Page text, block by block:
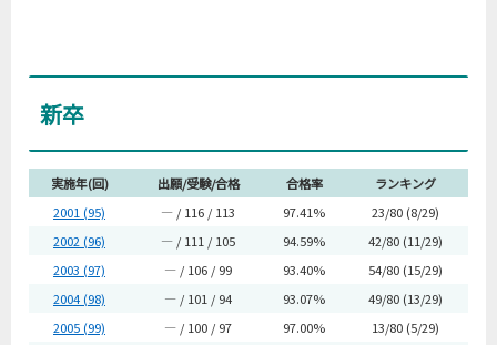
新卒
実施年(回) 出願/受験/合格 合格率
ランキング
2001 (95)
― / 116 / 113 97.41%
23/80 (8/29)
2002 (96)
― / 111 / 105 94.59%
42/80 (11/29)
2003 (97)
― / 106 / 99 93.40%
54/80 (15/29)
2004 (98)
― / 101 / 94 93.07%
49/80 (13/29)
2005 (99)
― / 100 / 97 97.00%
13/80 (5/29)